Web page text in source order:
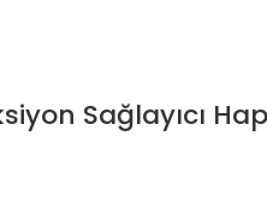
Sağlayıcı Hap